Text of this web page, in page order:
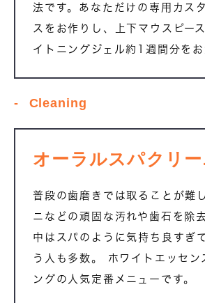
法です。あなただけの専用カス
スをお作りし、上下マウスピー
イトニングジェル約1週間分をお
Cleaning
オーラルスパクリ
普段の歯磨きでは取ることが難
ニなどの頑固な汚れや歯石を除
中はスパのように気持ち良すぎ
う人も多数。 ホワイトエッセン
ングの人気定番メニューです。